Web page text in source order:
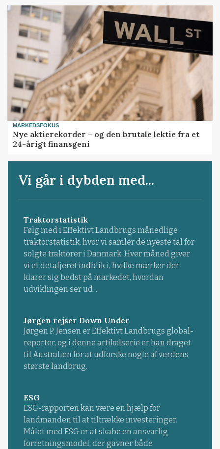
MARKEDSFOKUS
Nye aktierekorder – og den brutale lektie fra et
24-årigt finansgeni
Vi går i dybden med...
Traktorstatistik
Følg med i Effektivt Landbrugs månedlige
traktorstatistik, hvor vi samler de nyeste tal for
solgte traktorer i Danmark. Hver måned giver
vi et detaljeret indblik i, hvilke mærker der
klarer sig bedst på markedet, hvordan
udviklingen ser ud ...
Jørgen rejser Down Under
Jørgen P. Jensen er Effektivt Landbrugs global-
reporter, og i denne artikelserie er han draget
til Australien for at udforske nogle af verdens
største landbrug.
ESG
ESG-rapporten kan være en hjælp for
landmanden til at tiltrække investeringer.
Målet med ESG er at skabe en ansvarlig
forretningsmodel, der gavner både